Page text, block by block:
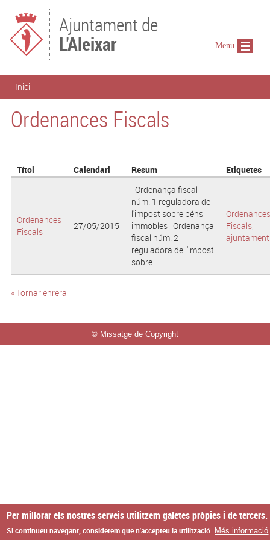
Ajuntament de
L'Aleixar
Esteu aquí
Inici
Ordenances Fiscals
Títol Calendari Resum Etiquetes
Ordenances
Fiscals
27/05/2015
Ordenança fiscal
núm. 1 reguladora de
l'impost sobre béns
immobles Ordenança
fiscal núm. 2
reguladora de l'impost
sobre...
Ordenances
Fiscals,
ajuntament
« Tornar enrera
© Missatge de Copyright
Menu
Per millorar els nostres serveis utilitzem galetes pròpies i de tercers.
Si continueu navegant, considerem que n'accepteu la utilització. Més informació